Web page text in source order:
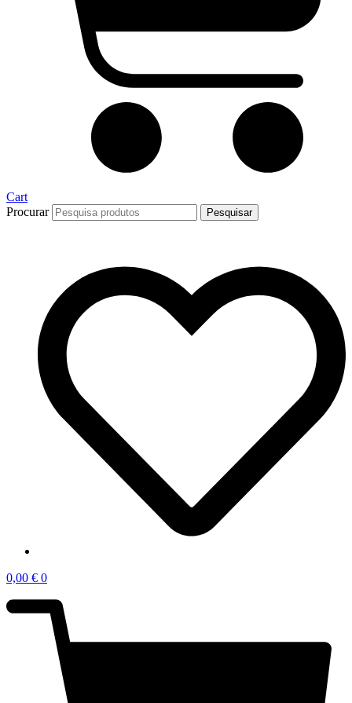
Cart
Procurar
Pesquisar
0,00 € 0